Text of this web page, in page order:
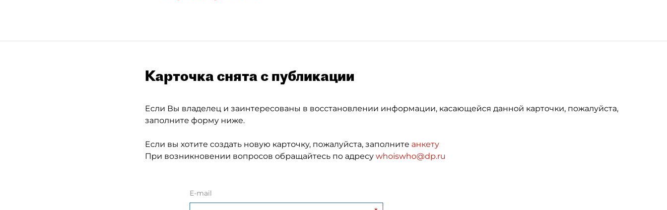
Карточка снята с публикации
Если Вы владелец и заинтересованы в восстановлении информации, касающейся данной карточки, пожалуйста,
заполните форму ниже.
Если вы хотите создать новую карточку, пожалуйста, заполните анкету
При возникновении вопросов обращайтесь по адресу whoiswho@dp.ru
E-mail